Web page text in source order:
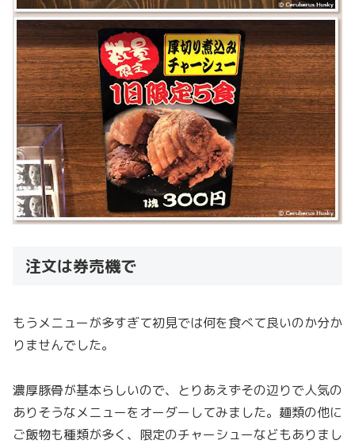
注文は券売機で
もうメニューが多すぎて初見では何を食べて良いのか分か
りませんでした。
濃厚豚骨が基本らしいので、とりあえずその辺りで人気の
ありそうなメニューをオーダーしてみました。麺類の他に
ご飯物も種類が多く、限定のチャーシューなどもありまし